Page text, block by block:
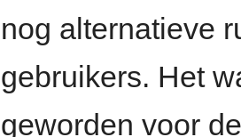
nog alternatieve
gebruikers. Het
geworden voor